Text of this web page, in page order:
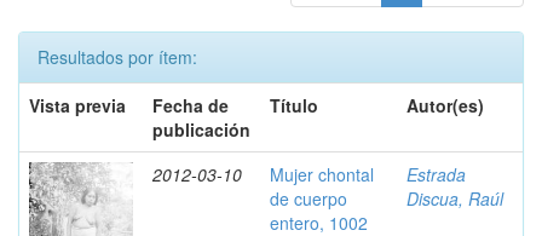
Resultados por ítem:
Vista previa
Fecha de
publicación
Título Autor(es)
2012-03-10
Mujer chontal
de cuerpo
entero, 1002
Estrada
Discua, Raúl